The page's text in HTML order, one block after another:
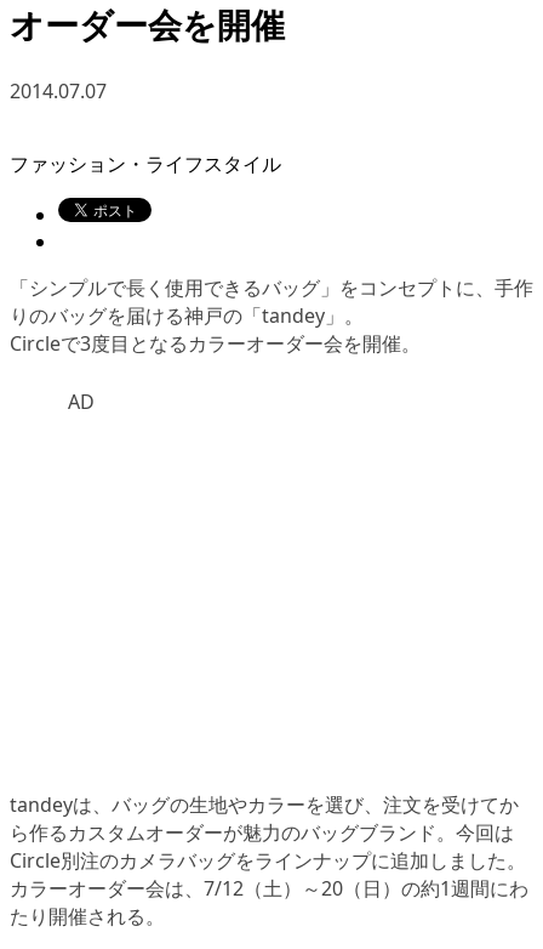
オーダー会を開催
2014.07.07
ファッション・ライフスタイル
「シンプルで長く使用できるバッグ」をコンセプトに、手作
りのバッグを届ける神戸の「tandey」。
Circleで3度目となるカラーオーダー会を開催。
AD
tandeyは、バッグの生地やカラーを選び、注文を受けてか
ら作るカスタムオーダーが魅力のバッグブランド。今回は
Circle別注のカメラバッグをラインナップに追加しました。
カラーオーダー会は、7/12（土）～20（日）の約1週間にわ
たり開催される。